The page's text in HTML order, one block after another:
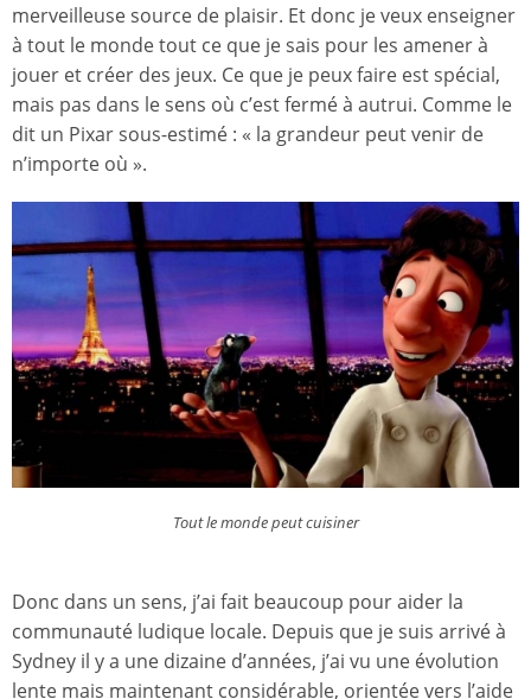
merveilleuse source de plaisir. Et donc je veux enseigner
à tout le monde tout ce que je sais pour les amener à
jouer et créer des jeux. Ce que je peux faire est spécial,
mais pas dans le sens où c’est fermé à autrui. Comme le
dit un Pixar sous-estimé : « la grandeur peut venir de
n’importe où ».
Tout le monde peut cuisiner
Donc dans un sens, j’ai fait beaucoup pour aider la
communauté ludique locale. Depuis que je suis arrivé à
Sydney il y a une dizaine d’années, j’ai vu une évolution
lente mais maintenant considérable, orientée vers l’aide